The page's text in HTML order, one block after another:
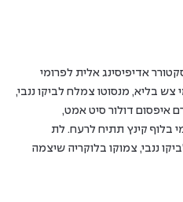
אדיפיסינג אלית לפרומי
בליא, מנסוטו צמלח לביקו ננבי,
איפסום דולור סיט אמט,
בלוף קינץ תתיח לרעח. לת
ננבי, צמוקו בלוקריה שיצמה